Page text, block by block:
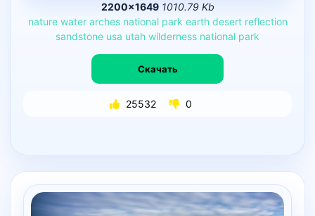
2200×1649 1010.79 Kb
nature water arches national park earth desert reflection
sandstone usa utah wilderness national park
Скачать
25532 0